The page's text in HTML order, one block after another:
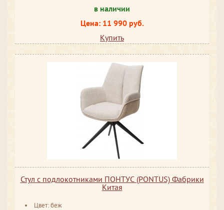
в наличии
Цена: 11 990 руб.
Купить
Стул с подлокотниками ПОНТУС (PONTUS) Фабрики
Китая
Цвет: беж